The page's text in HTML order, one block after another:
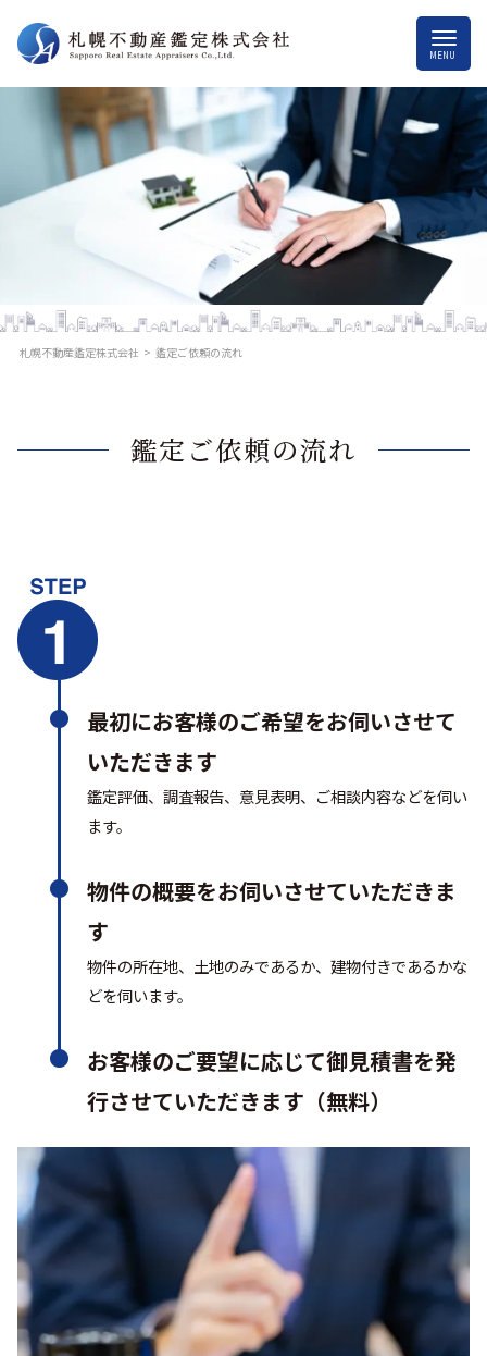
札幌不動産鑑定株式会社 > 鑑定ご依頼の流れ
鑑定ご依頼の流れ
最初にお客様のご希望をお伺いさせて
いただきます
鑑定評価、調査報告、意見表明、ご相談内容などを伺い
ます。
物件の概要をお伺いさせていただきま
す
物件の所在地、土地のみであるか、建物付きであるかな
どを伺います。
お客様のご要望に応じて御見積書を発
行させていただきます（無料）